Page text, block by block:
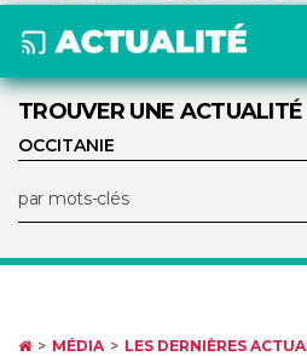
TROUVER UNE
MÉDIA LES DERNIÈRES